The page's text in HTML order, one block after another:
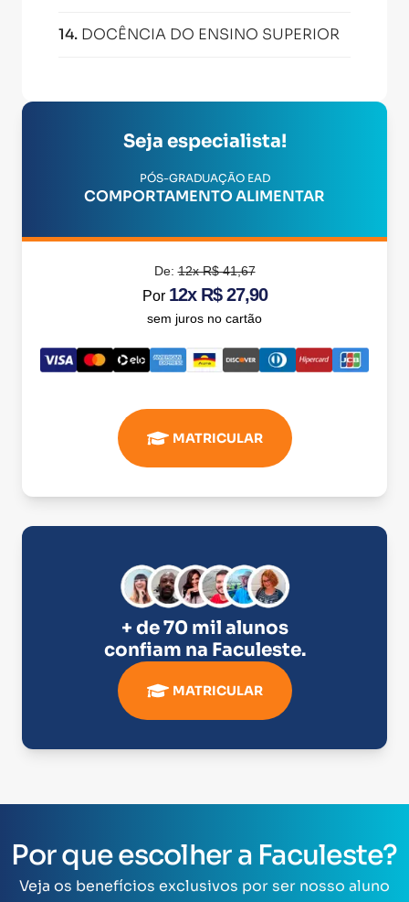
14. DOCÊNCIA DO ENSINO SUPERIOR
Seja especialista!
PÓS-GRADUAÇÃO EAD
COMPORTAMENTO ALIMENTAR
De:12x R$ 41,67
Por 12x R$ 27,90
sem juros no cartão
MATRICULAR
+ de 70 mil alunos
confiam na Faculeste.
MATRICULAR
Por que escolher a Faculeste?
Veja os benefícios exclusivos por ser nosso aluno